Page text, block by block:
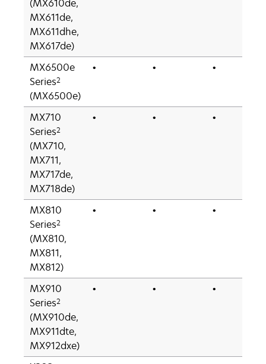
(MX610de,
MX611de,
MX611dhe,
MX617de)
MX6500e
Series2
(MX6500e)
• • •
MX710
Series2
(MX710,
MX711,
MX717de,
MX718de)
• • •
MX810
Series2
(MX810,
MX811,
MX812)
• • •
MX910
Series2
(MX910de,
MX911dte,
MX912dxe)
• • •